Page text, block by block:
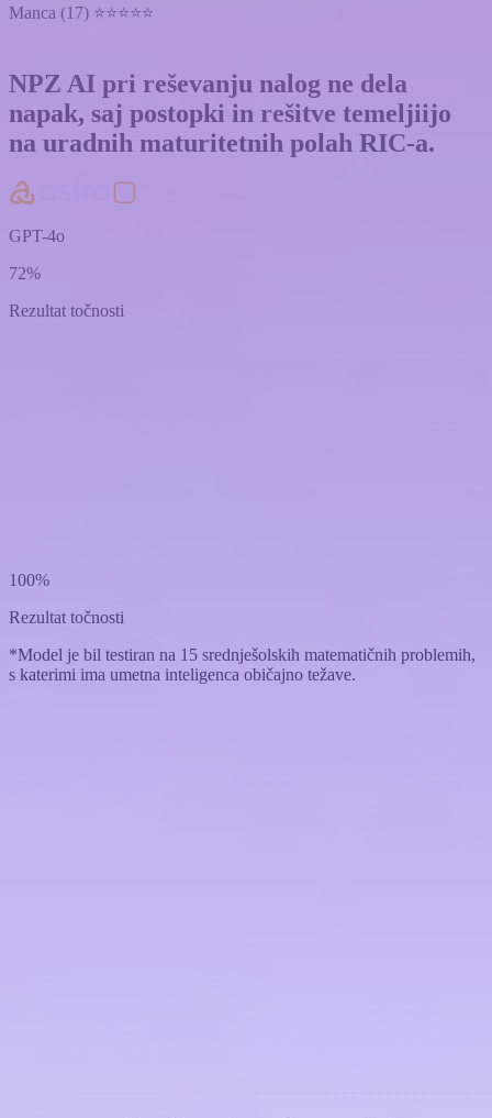
Manca (17) ⭐⭐⭐⭐⭐
NPZ AI pri reševanju nalog ne dela
napak, saj postopki in rešitve temeljiijo
na uradnih maturitetnih polah RIC-a.
GPT-4o
72%
Rezultat točnosti
100%
Rezultat točnosti
*Model je bil testiran na 15 srednješolskih matematičnih problemih,
s katerimi ima umetna inteligenca običajno težave.